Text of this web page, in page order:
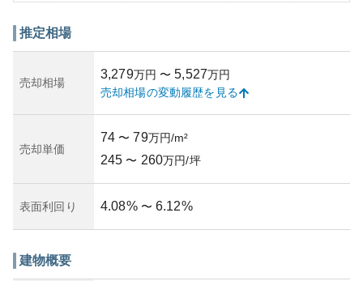
ます。資産性においては、首都圏へのアクセスの良さや居
また、所有リスクについては、マンションの共用管理や立
地からのリスク要因は低く抑えられている印象を受けます
が、市場動向によって価格変動は念頭に置くべきです。築
年数や管理組合の方針などの調査が必要となる場合があり
推定相場
売却相場
3,279万円 〜 5,527万円
売却相場の変動履歴を見る
売却単価
74 〜 79万円/m²
245 〜 260万円/坪
表面利回り 4.08% 〜 6.12%
建物概要